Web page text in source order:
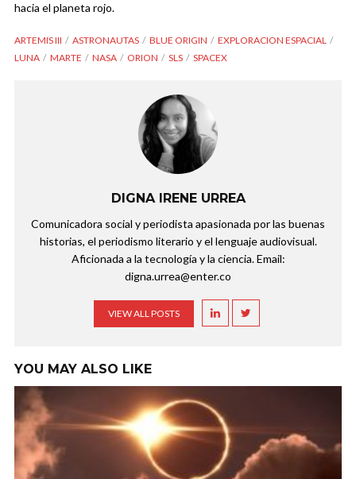
hacia el planeta rojo.
ARTEMIS III ASTRONAUTAS BLUE ORIGIN
EXPLORACION ESPACIAL
LUNA
MARTE NASA ORION SLS SPACEX
DIGNA IRENE URREA
Comunicadora social y periodista apasionada por las buenas
historias, el periodismo literario y el lenguaje audiovisual.
Aficionada a la tecnología y la ciencia. Email:
digna.urrea@enter.co
VIEW ALL POSTS
YOU MAY ALSO LIKE